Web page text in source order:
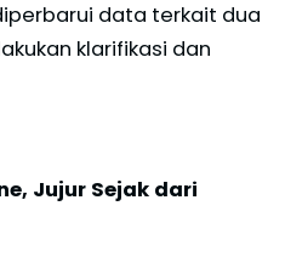
data terkait dua
klarifikasi dan
Jujur Sejak dari